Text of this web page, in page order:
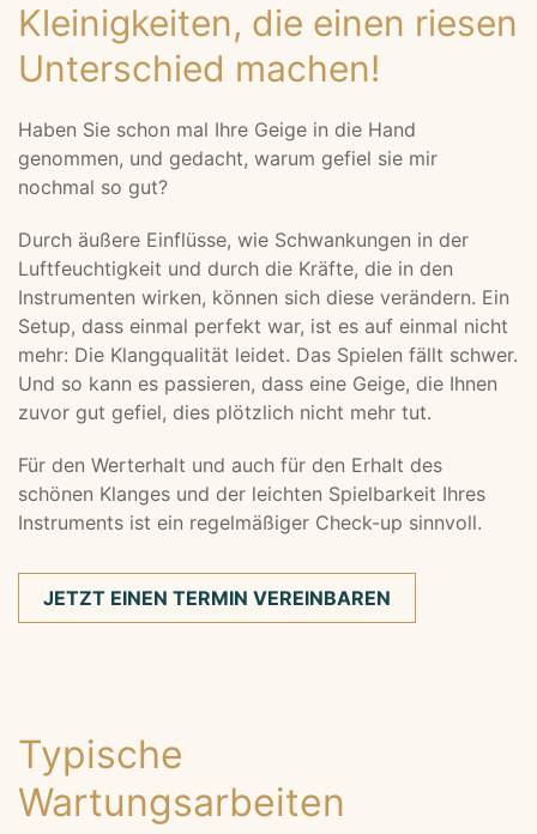
Kleinigkeiten, die einen riesen
Unterschied machen!
Haben Sie schon mal Ihre Geige in die Hand
genommen, und gedacht, warum gefiel sie mir
nochmal so gut?
Durch äußere Einflüsse, wie Schwankungen in der
Luftfeuchtigkeit und durch die Kräfte, die in den
Instrumenten wirken, können sich diese verändern. Ein
Setup, dass einmal perfekt war, ist es auf einmal nicht
mehr: Die Klangqualität leidet. Das Spielen fällt schwer.
Und so kann es passieren, dass eine Geige, die Ihnen
zuvor gut gefiel, dies plötzlich nicht mehr tut.
Für den Werterhalt und auch für den Erhalt des
schönen Klanges und der leichten Spielbarkeit Ihres
Instruments ist ein regelmäßiger Check-up sinnvoll.
JETZT EINEN TERMIN VEREINBAREN
Typische
Wartungsarbeiten